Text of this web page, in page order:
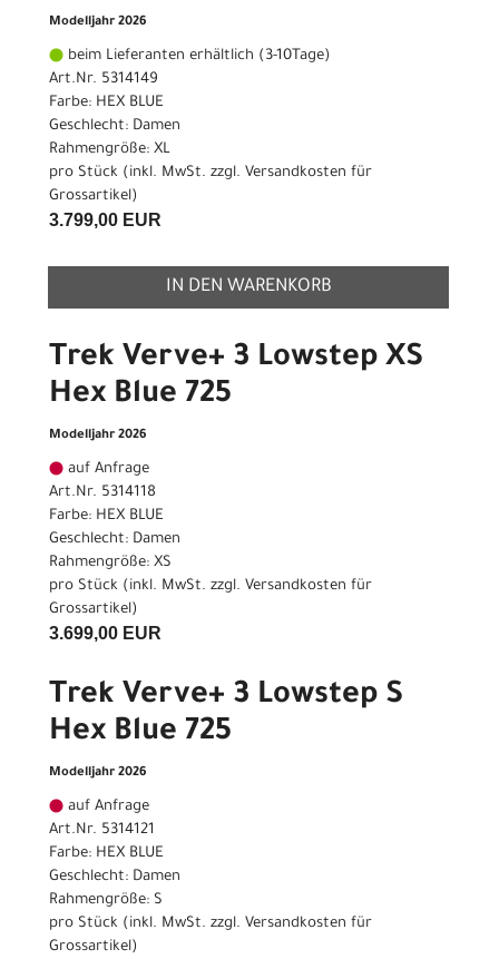
Modelljahr 2026
beim Lieferanten erhältlich (3-10Tage)
Art.Nr. 5314149
Farbe: HEX BLUE
Geschlecht: Damen
Rahmengröße: XL
pro Stück (inkl. MwSt. zzgl. Versandkosten für
Grossartikel)
3.799,00 EUR
IN DEN WARENKORB
Trek Verve+ 3 Lowstep XS
Hex Blue 725
Modelljahr 2026
auf Anfrage
Art.Nr. 5314118
Farbe: HEX BLUE
Geschlecht: Damen
Rahmengröße: XS
pro Stück (inkl. MwSt. zzgl. Versandkosten für
Grossartikel)
3.699,00 EUR
Trek Verve+ 3 Lowstep S
Hex Blue 725
Modelljahr 2026
auf Anfrage
Art.Nr. 5314121
Farbe: HEX BLUE
Geschlecht: Damen
Rahmengröße: S
pro Stück (inkl. MwSt. zzgl. Versandkosten für
Grossartikel)